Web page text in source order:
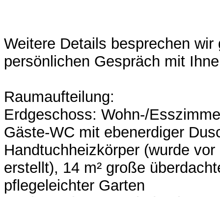
Weitere Details besprechen wir
persönlichen Gespräch mit
Raumaufteilung:
Erdgeschoss: Wohn-/
Gäste-WC mit ebenerdiger
Handtuchheizkörper (wurde
erstellt), 14 m² große
pflegeleichter Garten